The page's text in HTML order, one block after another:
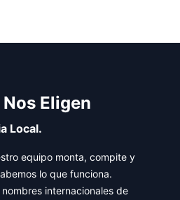
Eligen
Local.
equipo monta, compite y
lo que funciona.
internacionales de